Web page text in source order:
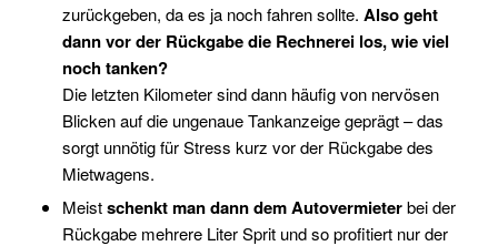
zurückgeben, da es ja noch fahren sollte. Also geht
dann vor der Rückgabe die Rechnerei los, wie viel
noch tanken?
Die letzten Kilometer sind dann häufig von nervösen
Blicken auf die ungenaue Tankanzeige geprägt – das
sorgt unnötig für Stress kurz vor der Rückgabe des
Mietwagens.
Meistschenkt man dann dem Autovermieterbei der
Rückgabe mehrere Liter Sprit und so profitiert nur der